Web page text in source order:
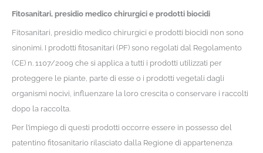
Fitosanitari, presidio medico chirurgici e prodotti biocidi
Fitosanitari, presidio medico chirurgici e prodotti biocidi non sono
sinonimi. I prodotti fitosanitari (PF) sono regolati dal Regolamento
(CE) n. 1107/2009 che si applica a tutti i prodotti utilizzati per
proteggere le piante, parte di esse o i prodotti vegetali dagli
organismi nocivi, influenzare la loro crescita o conservare i raccolti
dopo la raccolta.
Per l’impiego di questi prodotti occorre essere in possesso del
patentino fitosanitario rilasciato dalla Regione di appartenenza